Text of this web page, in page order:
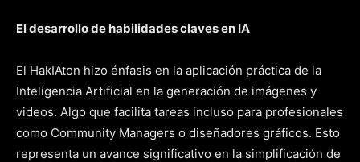
El desarrollo de habilidades claves en IA
El HakIAton hizo énfasis en la aplicación práctica de la
Inteligencia Artificial en la generación de imágenes y
videos. Algo que facilita tareas incluso para profesionales
como Community Managers o diseñadores gráficos. Esto
representa un avance significativo en la simplificación de